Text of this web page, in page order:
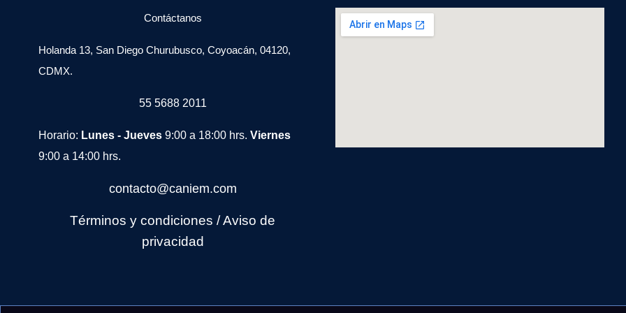
Contáctanos
Holanda 13, San Diego Churubusco, Coyoacán, 04120,
CDMX.
55 5688 2011
Horario: Lunes - Jueves 9:00 a 18:00 hrs. Viernes
9:00 a 14:00 hrs.
contacto@caniem.com
Términos y condiciones /Aviso de
privacidad